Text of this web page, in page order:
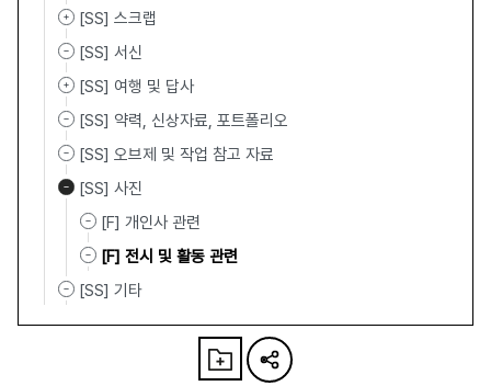
[SS] 스크랩
[SS] 서신
[SS] 여행 및 답사
[SS] 약력, 신상자료, 포트폴리오
[SS] 오브제 및 작업 참고 자료
[SS] 사진
[F] 개인사 관련
[F] 전시 및 활동 관련
[SS] 기타